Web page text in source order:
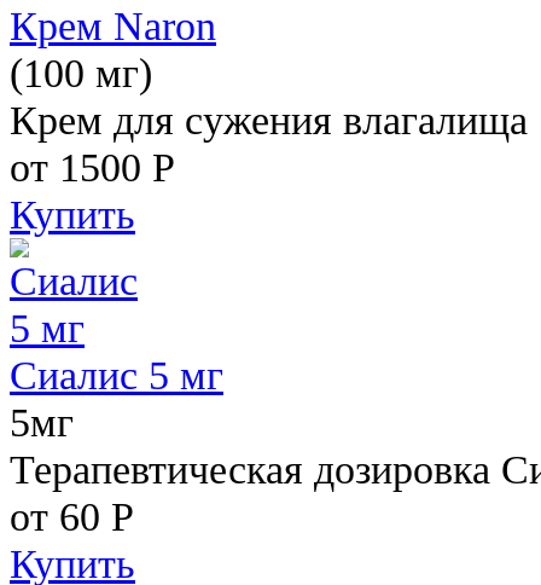
Крем Naron
(100 мг)
Крем для сужения влагалища
от 1500 Р
Купить
Сиалис 5 мг
5мг
Терапевтическая дозировка
от 60 Р
Купить